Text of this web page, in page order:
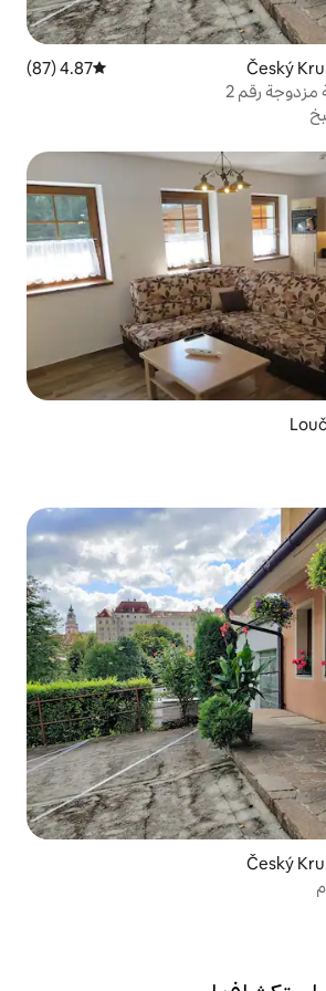
متوسط التقييم 4.87 من 5، 87 مراجعات
4.87 (87)